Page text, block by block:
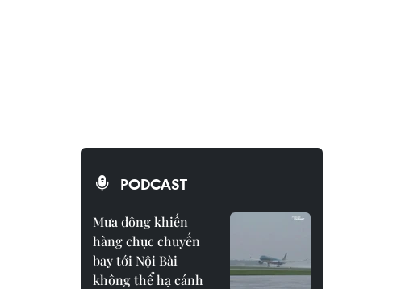
PODCAST
Mưa dông khiến
hàng chục chuyến
bay tới Nội Bài
không thể hạ cánh